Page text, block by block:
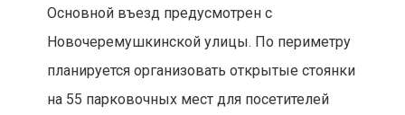
Основной въезд предусмотрен с
Новочеремушкинской улицы. По периметру
планируется организовать открытые стоянки
на 55 парковочных мест для посетителей